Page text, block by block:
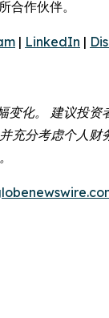
合作伙伴。
| LinkedIn |
变化。 建议投
充分考虑个人
。